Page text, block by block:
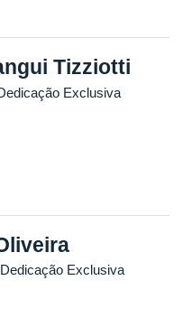
Tizziotti
Exclusiva
Exclusiva